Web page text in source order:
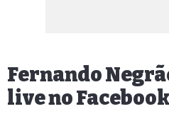
Fernando
live no